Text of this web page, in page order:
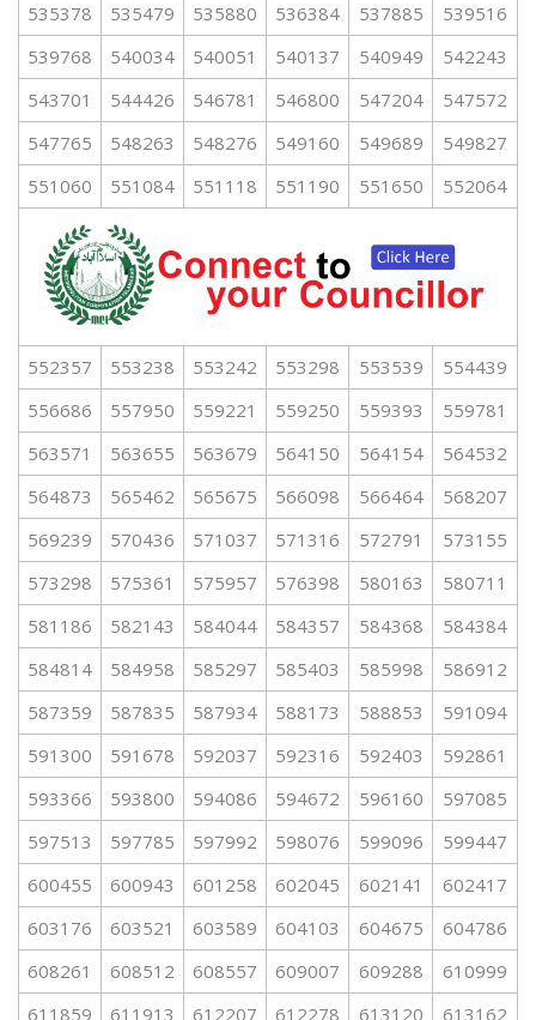
535378
535479 535880 536384 537885
539516
539768
540034 540051 540137 540949
542243
543701
544426 546781 546800 547204
547572
547765
548263 548276 549160 549689
549827
551060
551084 551118 551190 551650 552064
552357 553238 553242 553298 553539
554439
556686
557950 559221 559250 559393
559781
563571
563655 563679 564150 564154
564532
564873
565462 565675 566098 566464
568207
569239
570436 571037 571316 572791
573155
573298
575361 575957 576398 580163
580711
581186
582143 584044 584357 584368
584384
584814
584958 585297 585403 585998
586912
587359
587835 587934 588173 588853
591094
591300
591678 592037 592316 592403
592861
593366
593800 594086 594672 596160
597085
597513
597785 597992 598076 599096
599447
600455
600943 601258 602045 602141
602417
603176
603521 603589 604103 604675
604786
608261
608512 608557 609007 609288
610999
611859
611913 612207 612278 613120 613162